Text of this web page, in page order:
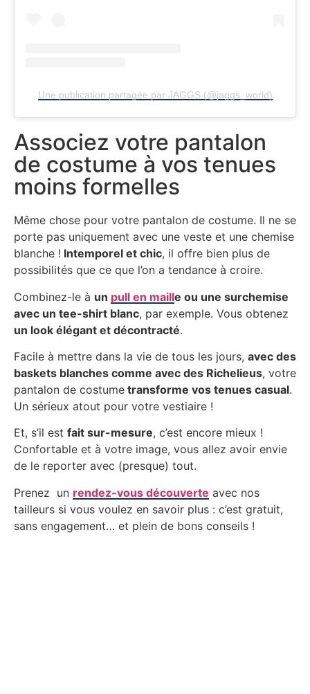
Une publication partagée par JAGGS (@jaggs_world)
Associez votre pantalon
de costume à vos tenues
moins formelles
Même chose pour votre pantalon de costume. Il ne se
porte pas uniquement avec une veste et une chemise
blanche ! Intemporel et chic, il offre bien plus de
possibilités que ce que l’on a tendance à croire.
Combinez-le à un pull en maille ou une surchemise
avec un tee-shirt blanc, par exemple. Vous obtenez
un look élégant et décontracté.
Facile à mettre dans la vie de tous les jours, avec des
baskets blanches comme avec des Richelieus, votre
pantalon de costume transforme vos tenues casual.
Un sérieux atout pour votre vestiaire !
Et, s’il est fait sur-mesure, c’est encore mieux !
Confortable et à votre image, vous allez avoir envie
de le reporter avec (presque) tout.
Prenez un rendez-vous découverte avec nos
tailleurs si vous voulez en savoir plus : c’est gratuit,
sans engagement… et plein de bons conseils !